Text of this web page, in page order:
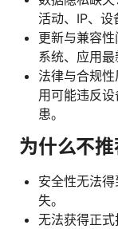
活动、IP、设
更新与兼容
系统、应用最
法律与合规
用可能违反
患。
为什么不
安全性无法
失。
无法获得正